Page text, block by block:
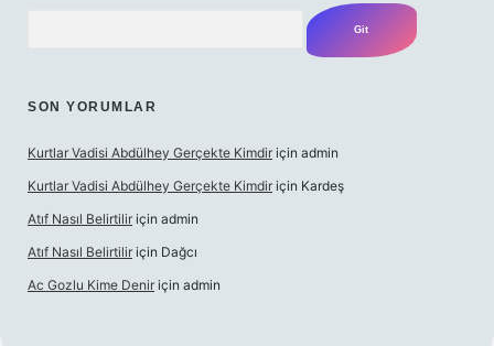
SON YORUMLAR
Kurtlar Vadisi Abdülhey Gerçekte Kimdir için admin
Kurtlar Vadisi Abdülhey Gerçekte Kimdir için Kardeş
Atıf Nasıl Belirtilir için admin
Atıf Nasıl Belirtilir için Dağcı
Ac Gozlu Kime Denir için admin